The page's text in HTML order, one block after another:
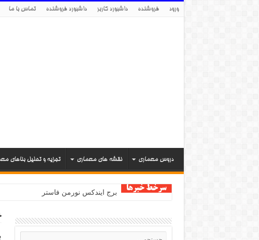
ورود فروشنده داشبورد کاربر داشبورد فروشنده تماس با ما
دروس معماری نقشه های معماری تجزیه و تحلیل بناهای
سرخط خبرها برج ایندکس نورمن فاستر